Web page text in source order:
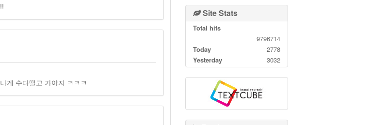
게 수다떨고 가야지 ㅋㅋㅋ
Site Stats
Total hits
9796714
Today
2778
Yesterday
3032